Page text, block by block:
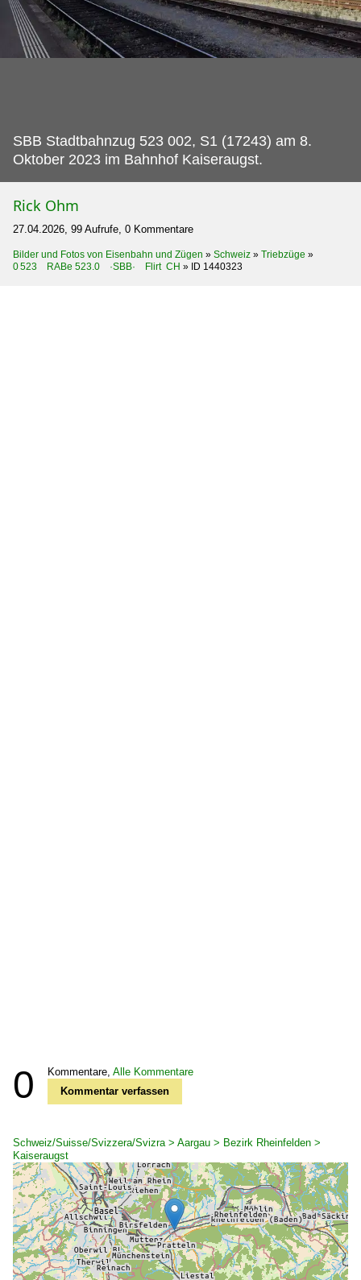
SBB Stadtbahnzug 523 002, S1 (17243) am 8.
Oktober 2023 im Bahnhof Kaiseraugst.
Rick Ohm
27.04.2026, 99 Aufrufe, 0 Kommentare
Bilder und Fotos von Eisenbahn und Zügen » Schweiz » Triebzüge »
0 523 RABe 523.0 ·SBB· Flirt CH » ID 1440323
0 Kommentare, Alle Kommentare
Kommentar verfassen
Schweiz/Suisse/Svizzera/Svizra > Aargau > Bezirk Rheinfelden >
Kaiseraugst